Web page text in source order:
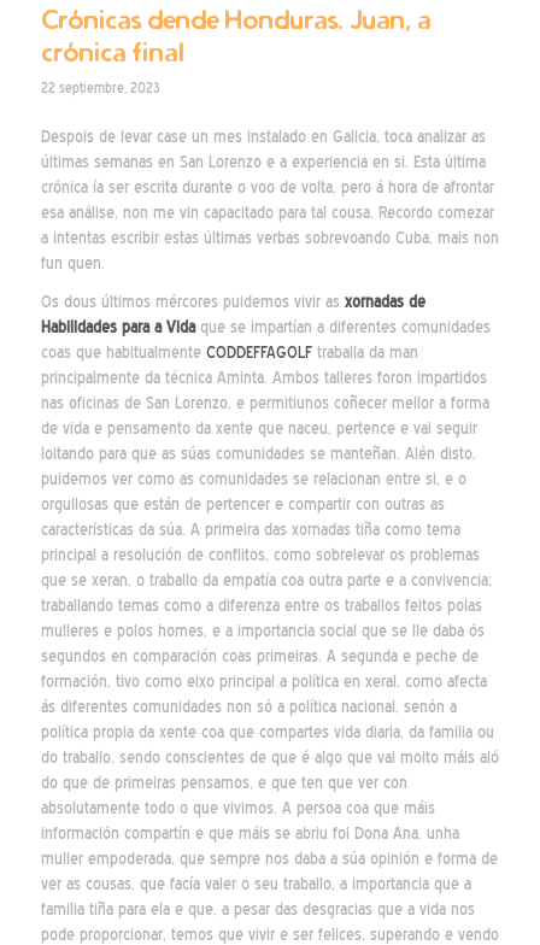
Crónicas dende Honduras. Juan, a
crónica final
22 septiembre, 2023
Despois de levar case un mes instalado en Galicia, toca analizar as
últimas semanas en San Lorenzo e a experiencia en si. Esta última
crónica ía ser escrita durante o voo de volta, pero á hora de afrontar
esa análise, non me vin capacitado para tal cousa. Recordo comezar
a intentas escribir estas últimas verbas sobrevoando Cuba, mais non
fun quen.
Os dous últimos mércores puidemos vivir as xornadas de
Habilidades para a Vidaque se impartían a diferentes comunidades
coas que habitualmente CODDEFFAGOLFtraballa da man
principalmente da técnica Aminta. Ambos talleres foron impartidos
nas oficinas de San Lorenzo, e permitiunos coñecer mellor a forma
de vida e pensamento da xente que naceu, pertence e vai seguir
loitando para que as súas comunidades se manteñan. Alén disto,
puidemos ver como as comunidades se relacionan entre si, e o
orgullosas que están de pertencer e compartir con outras as
características da súa. A primeira das xornadas tiña como tema
principal a resolución de conflitos, como sobrelevar os problemas
que se xeran, o traballo da empatía coa outra parte e a convivencia;
traballando temas como a diferenza entre os traballos feitos polas
mulleres e polos homes, e a importancia social que se lle daba ós
segundos en comparación coas primeiras. A segunda e peche de
formación, tivo como eixo principal a política en xeral, como afecta
ás diferentes comunidades non só a política nacional, senón a
política propia da xente coa que compartes vida diaria, da familia ou
do traballo, sendo conscientes de que é algo que vai moito máis aló
do que de primeiras pensamos, e que ten que ver con
absolutamente todo o que vivimos. A persoa coa que máis
información compartín e que máis se abriu foi Dona Ana, unha
muller empoderada, que sempre nos daba a súa opinión e forma de
ver as cousas, que facía valer o seu traballo, a importancia que a
familia tiña para ela e que, a pesar das desgracias que a vida nos
pode proporcionar, temos que vivir e ser felices, superando e vendo